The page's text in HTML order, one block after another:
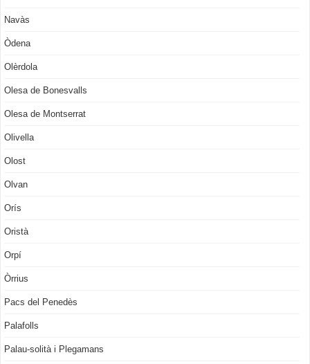
Navàs
Òdena
Olèrdola
Olesa de Bonesvalls
Olesa de Montserrat
Olivella
Olost
Olvan
Orís
Oristà
Orpí
Òrrius
Pacs del Penedès
Palafolls
Palau-solità i Plegamans